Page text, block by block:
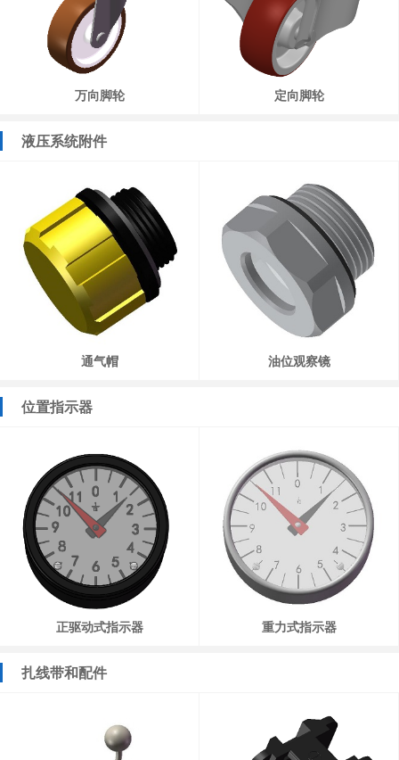
万向脚轮 定向脚轮
液压系统附件
通气帽 油位观察镜
位置指示器
正驱动式指示器 重力式指示器
扎线带和配件